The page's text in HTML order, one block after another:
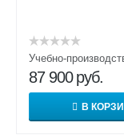
Учебно-
87 900 руб.
В